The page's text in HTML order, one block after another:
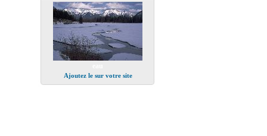
Ajoutez le sur votre site